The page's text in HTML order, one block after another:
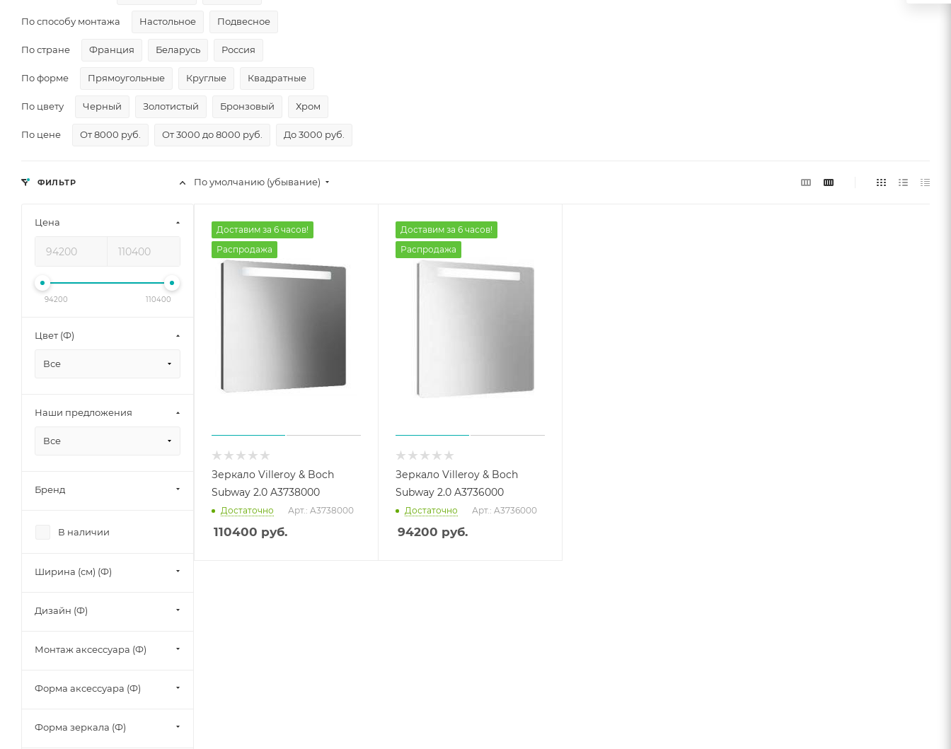
По способу монтажа Настольное Подвесное
По стране Франция Беларусь Россия
По форме Прямоугольные Круглые Квадратные
По цвету Черный Золотистый Бронзовый Хром
По цене От 8000 руб. От 3000 до 8000 руб. До 3000 руб.
По умолчанию (убывание)
Доставим за 6 часов!
Распродажа
Зеркало Villeroy & Boch
Subway 2.0 A3738000
Достаточно Арт.: A3738000
110400 руб.
Доставим за 6 часов!
Распродажа
Зеркало Villeroy & Boch
Subway 2.0 A3736000
Достаточно Арт.: A3736000
94200 руб.
ФИЛЬТР
Цена
94200 110400
Цвет (Ф)
Все
Наши предложения
Все
Бренд
В наличии
Ширина (см) (Ф)
Дизайн (Ф)
Монтаж аксессуара (Ф)
Форма аксессуара (Ф)
Форма зеркала (Ф)